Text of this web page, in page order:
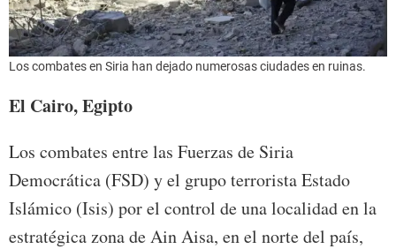
Los combates en Siria han dejado numerosas ciudades en ruinas.
El Cairo, Egipto
Los combates entre las Fuerzas de Siria
Democrática (FSD) y el grupo terrorista Estado
Islámico (Isis) por el control de una localidad en la
estratégica zona de Ain Aisa, en el norte del país,